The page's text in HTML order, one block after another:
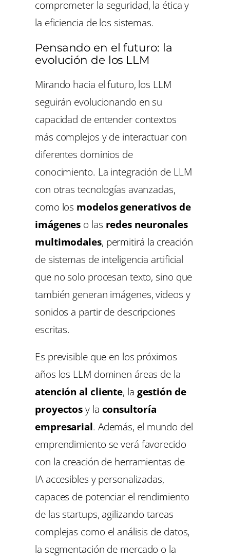
comprometer la seguridad, la ética y
la eficiencia de los sistemas.
Pensando en el futuro: la
evolución de los LLM
Mirando hacia el futuro, los LLM
seguirán evolucionando en su
capacidad de entender contextos
más complejos y de interactuar con
diferentes dominios de
conocimiento. La integración de LLM
con otras tecnologías avanzadas,
como los modelos generativos de
imágenes o las redes neuronales
multimodales, permitirá la creación
de sistemas de inteligencia artificial
que no solo procesan texto, sino que
también generan imágenes, videos y
sonidos a partir de descripciones
escritas.
Es previsible que en los próximos
años los LLM dominen áreas de la
atención al cliente, la gestión de
proyectosy la consultoría
empresarial. Además, el mundo del
emprendimiento se verá favorecido
con la creación de herramientas de
IA accesibles y personalizadas,
capaces de potenciar el rendimiento
de las startups, agilizando tareas
complejas como el análisis de datos,
la segmentación de mercado o la